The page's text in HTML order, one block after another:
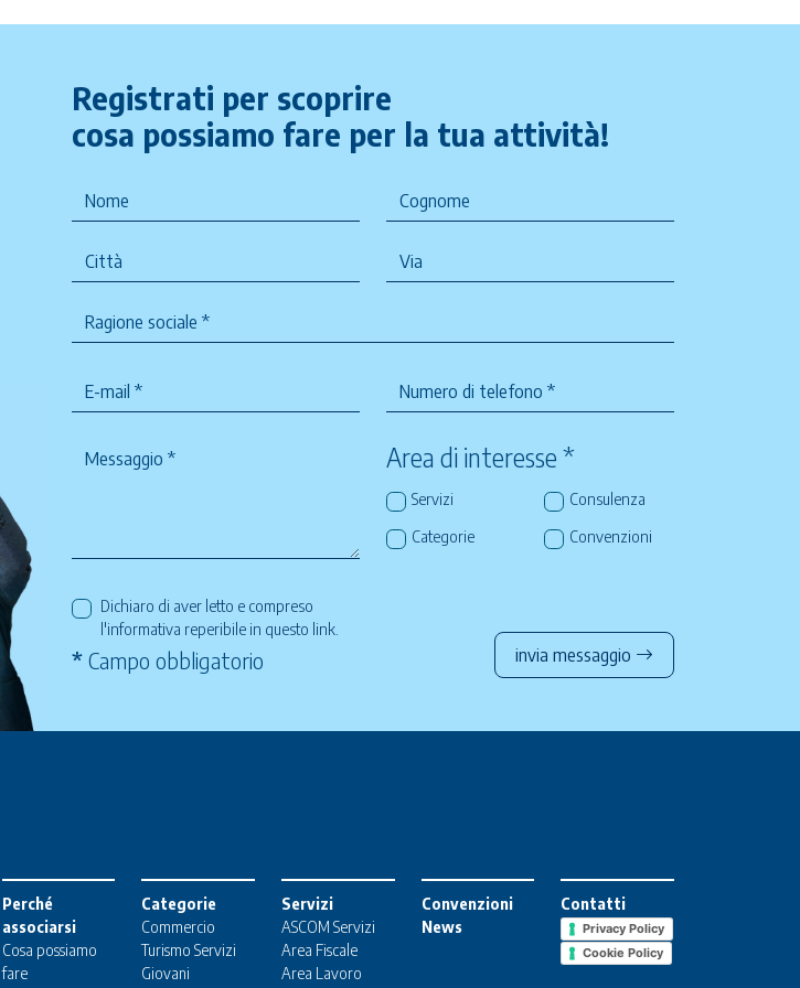
Registrati per scoprire
cosa possiamo fare per la tua attività!
Area di interesse *
Servizi
Consulenza
Categorie
Convenzioni
Dichiaro di aver letto e compreso
l'informativa reperibile in questo link
* Campo obbligatorio invia messaggio
Perché
associarsi
Cosa possiamo
fare
Categorie
Commercio
Turismo Servizi
Giovani
Servizi
ASCOM Servizi
Area Fiscale
Area Lavoro
Convenzioni
News
Contatti
Privacy Policy
Cookie Policy